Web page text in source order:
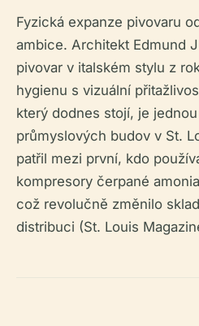
Fyzická expanze pivovaru
ambice. Architekt Edmund
pivovar v italském stylu z
hygienu s vizuální
který dodnes stojí, je
průmyslových budov v St.
patřil mezi první, kdo
kompresory čerpané
což revolučně změnilo
distribuci (St. Louis